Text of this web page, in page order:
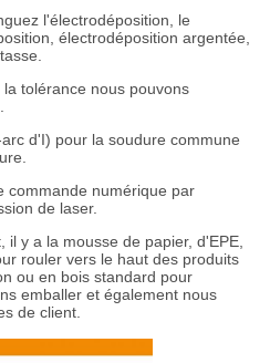
l'électrodéposition, le
électrodéposition argentée,
la tolérance nous pouvons
d'I) pour la soudure commune
commande numérique par
de laser.
il y a la mousse de papier, d'EPE,
rouler vers le haut des produits
ou en bois standard pour
emballer et également nous
de client.